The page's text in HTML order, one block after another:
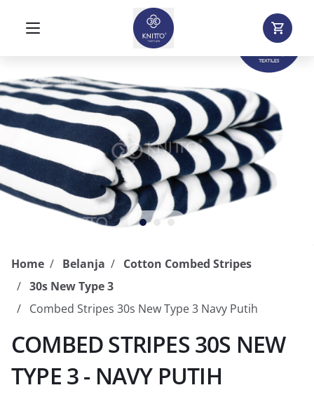
Home Belanja
Cotton Combed Stripes
30s New Type 3
Combed Stripes 30s New Type 3 Navy Putih
COMBED STRIPES 30S NEW
TYPE 3 - NAVY PUTIH